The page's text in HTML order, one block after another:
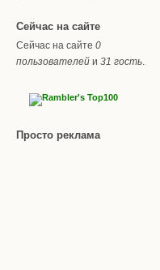
Сейчас на сайте
Сейчас на сайте 0
пользователей и 31 гость
Просто реклама